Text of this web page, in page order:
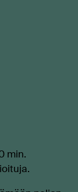
min.